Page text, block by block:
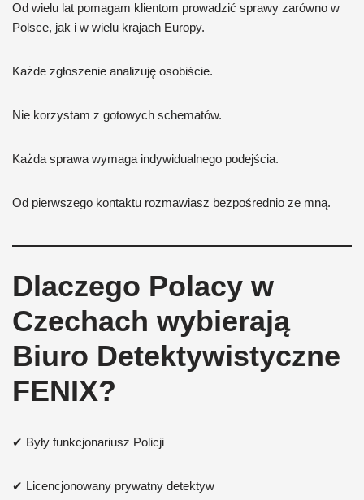
Od wielu lat pomagam klientom prowadzić sprawy zarówno w
Polsce, jak i w wielu krajach Europy.
Każde zgłoszenie analizuję osobiście.
Nie korzystam z gotowych schematów.
Każda sprawa wymaga indywidualnego podejścia.
Od pierwszego kontaktu rozmawiasz bezpośrednio ze mną.
Dlaczego Polacy w
Czechach wybierają
Biuro Detektywistyczne
FENIX?
✔ Były funkcjonariusz Policji
✔ Licencjonowany prywatny detektyw